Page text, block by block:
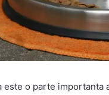
este o parte